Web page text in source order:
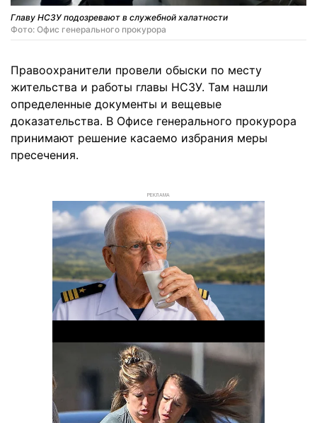
Главу НСЗУ подозревают в служебной халатности
Фото: Офис генерального прокурора
Правоохранители провели обыски по месту
жительства и работы главы НСЗУ. Там нашли
определенные документы и вещевые
доказательства. В Офисе генерального прокурора
принимают решение касаемо избрания меры
пресечения.
РЕКЛАМА